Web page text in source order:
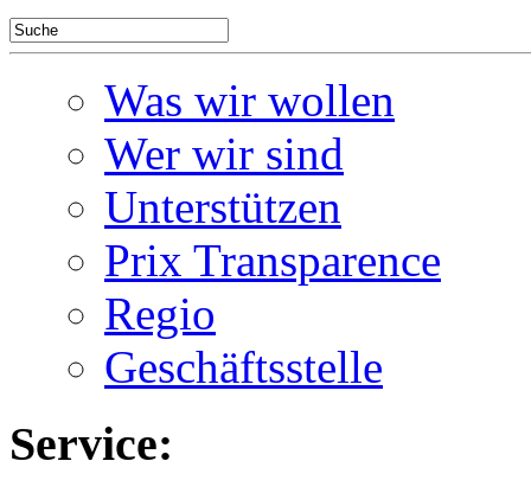
Was wir wollen
Wer wir sind
Unterstützen
Prix Transparence
Regio
Geschäftsstelle
Service: